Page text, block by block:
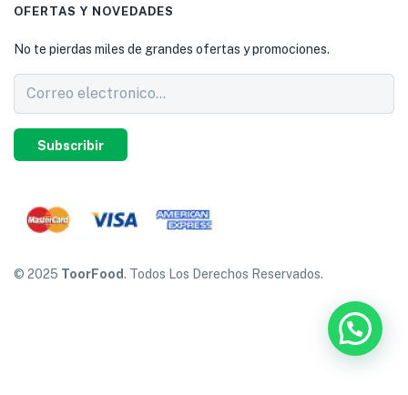
OFERTAS Y NOVEDADES
No te pierdas miles de grandes ofertas y promociones.
Subscribir
© 2025 ToorFood. Todos Los Derechos Reservados.